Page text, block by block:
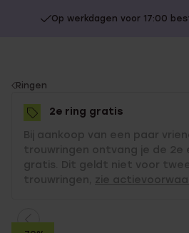
Op werkdagen voor 17:00
You
are
here:
Ringen
2e ring gratis
Bij aankoop van een paar
trouwringen ontvang je de 2e
gratis. Dit geldt niet voor
trouwringen, zie